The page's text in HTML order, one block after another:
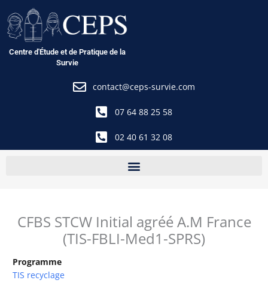
au
contenu
Centre d'Étude et de Pratique de la
Survie
contact@ceps-survie.com
07 64 88 25 58
02 40 61 32 08
CFBS STCW Initial agréé A.M France
(TIS-FBLI-Med1-SPRS)
Programme
TIS recyclage